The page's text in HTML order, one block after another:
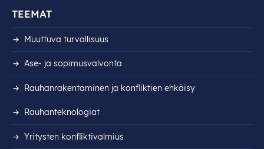
TEEMAT
Muuttuva turvallisuus
Ase- ja sopimusvalvonta
Rauhanrakentaminen ja konfliktien ehkäisy
Rauhanteknologiat
Yritysten konfliktivalmius